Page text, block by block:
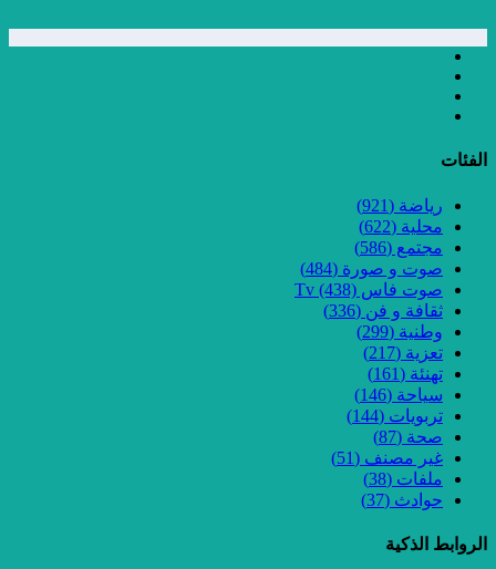
الفئات
رياضة (921)
محلية (622)
مجتمع (586)
صوت و صورة (484)
صوت فاس Tv (438)
ثقافة و فن (336)
وطنية (299)
تعزية (217)
تهنئة (161)
سياحة (146)
تربويات (144)
صحة (87)
غير مصنف (51)
ملفات (38)
حوادث (37)
الروابط الذكية